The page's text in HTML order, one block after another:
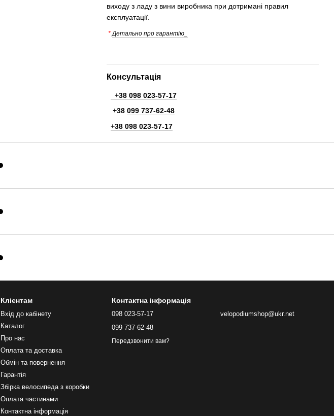
виходу з ладу з вини виробника при дотримані правил
експлуатації.
* Детально про гарантію_
Консультація
+38 098 023-57-17
+38 099 737-62-48
+38 098 023-57-17
Клієнтам
Вхід до кабінету
Каталог
Про нас
Оплата та доставка
Обмін та повернення
Гарантія
Збірка велосипеда з коробки
Оплата частинами
Контактна інформація
Контактна інформація
098 023-57-17
099 737-62-48
Передзвонити вам?
velopodiumshop@ukr.net